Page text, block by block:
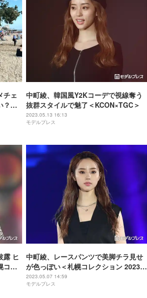
チェ
？」
中町綾、韓国風Y2Kコーデで視線奪う
抜群スタイルで魅了＜KCON×TGC＞
2023.05.13 16:13
モデルプレス
露 ヒ
コレ
中町綾、レースパンツで美脚チラ見せ
が色っぽい＜札幌コレクション 2023 S
／S＞
2023.05.07 14:59
モデルプレス